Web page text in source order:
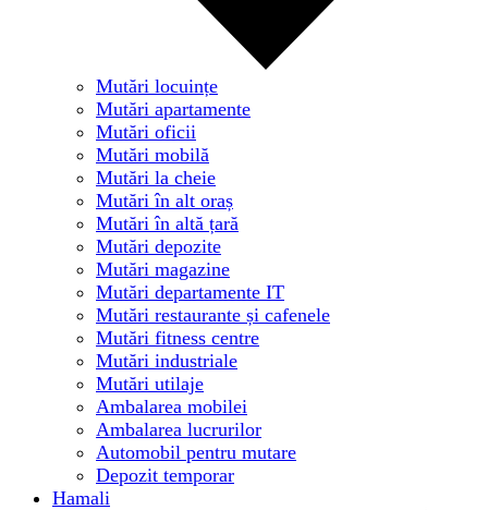
Mutări locuințe
Mutări apartamente
Mutări oficii
Mutări mobilă
Mutări la cheie
Mutări în alt oraș
Mutări în altă țară
Mutări depozite
Mutări magazine
Mutări departamente IT
Mutări restaurante și cafenele
Mutări fitness centre
Mutări industriale
Mutări utilaje
Ambalarea mobilei
Ambalarea lucrurilor
Automobil pentru mutare
Depozit temporar
Hamali